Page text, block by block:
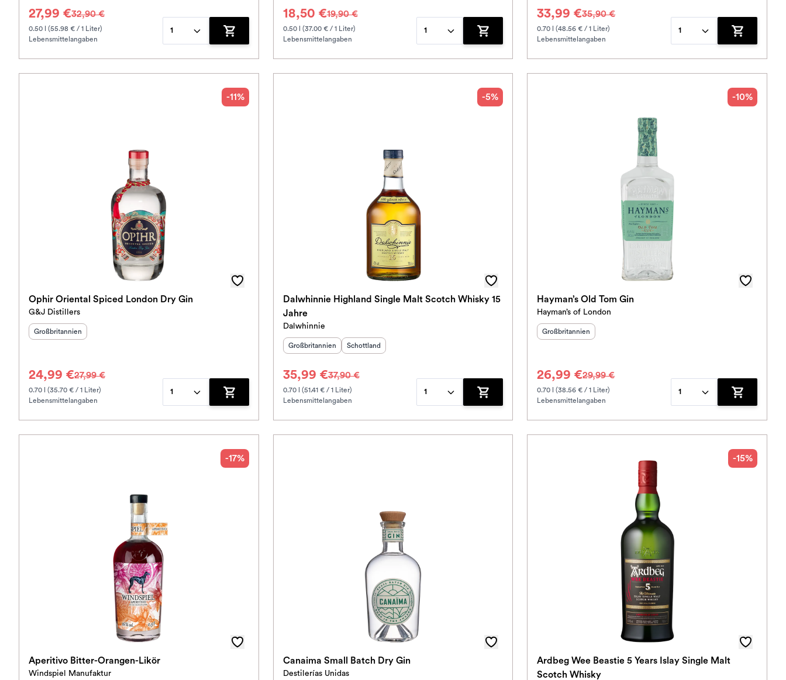
27,99 €32,90 €
0.50 l (55.98 € / 1 Liter)
Lebensmittelangaben
1
Zum Warenkorb hinzufügen
18,50 €19,90 €
0.50 l (37.00 € / 1 Liter)
Lebensmittelangaben
1
Zum Warenkorb hinzufügen
33,99 €35,90 €
0.70 l (48.56 € / 1 Liter)
Lebensmittelangaben
1
Zum
-11%
Ophir Oriental Spiced London Dry Gin
G&J Distillers
Herkunftsland:
Großbritannien
24,99 €27,99 €
0.70 l (35.70 € / 1 Liter)
Lebensmittelangaben
1
Zum Warenkorb hinzufügen
-5%
Dalwhinnie Highland Single Malt Scotch Whisky 15
Jahre
Dalwhinnie
Herkunftsland:
Großbritannien Herkunftsregion
Schottland
35,99 €37,90 €
0.70 l (51.41 € / 1 Liter)
Lebensmittelangaben
1
Zum Warenkorb hinzufügen
-10%
Hayman’s Old Tom Gin
Hayman’s of London
Herkunftsland:
Großbritannien
26,99 €29,99 €
0.70 l (38.56 € / 1 Liter)
Lebensmittelangaben
1
Zum
-17%
Aperitivo Bitter-Orangen-Likör
Windspiel Manufaktur
Canaima Small Batch Dry Gin
Destilerías Unidas
-15%
Ardbeg Wee Beastie 5 Years Islay Single Malt
Scotch Whisky